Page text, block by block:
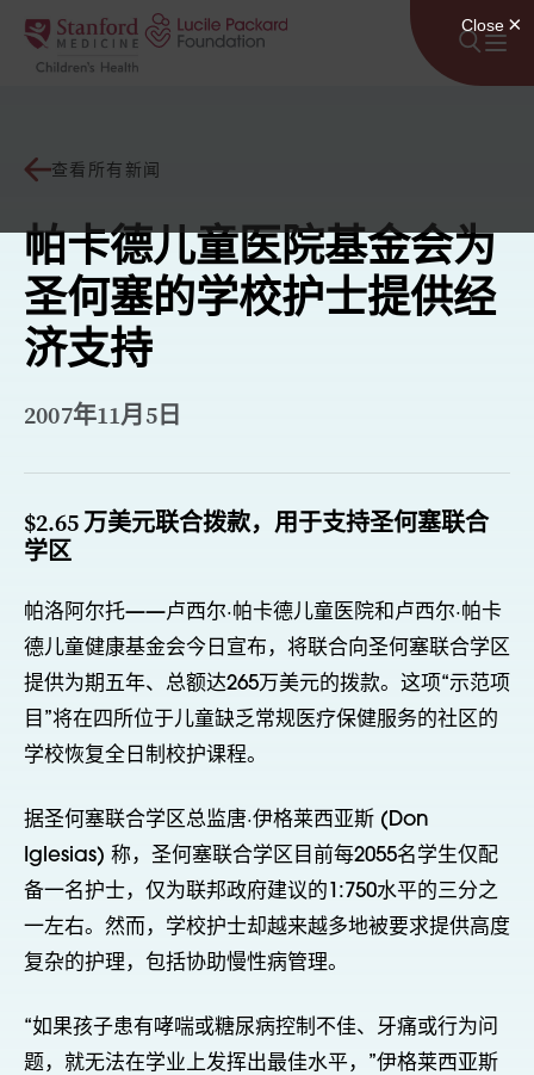
跳至内容
查看所有新闻
帕卡德儿童医院基金会为
圣何塞的学校护士提供经
济支持
2007年11月5日
$2.65 万美元联合拨款，用于支持圣何塞联合
学区
帕洛阿尔托——卢西尔·帕卡德儿童医院和卢西尔·帕卡
德儿童健康基金会今日宣布，将联合向圣何塞联合学区
提供为期五年、总额达265万美元的拨款。这项“示范项
目”将在四所位于儿童缺乏常规医疗保健服务的社区的
学校恢复全日制校护课程。
据圣何塞联合学区总监唐·伊格莱西亚斯 (Don
Iglesias) 称，圣何塞联合学区目前每2055名学生仅配
备一名护士，仅为联邦政府建议的1:750水平的三分之
一左右。然而，学校护士却越来越多地被要求提供高度
复杂的护理，包括协助慢性病管理。
“如果孩子患有哮喘或糖尿病控制不佳、牙痛或行为问
题，就无法在学业上发挥出最佳水平，”伊格莱西亚斯